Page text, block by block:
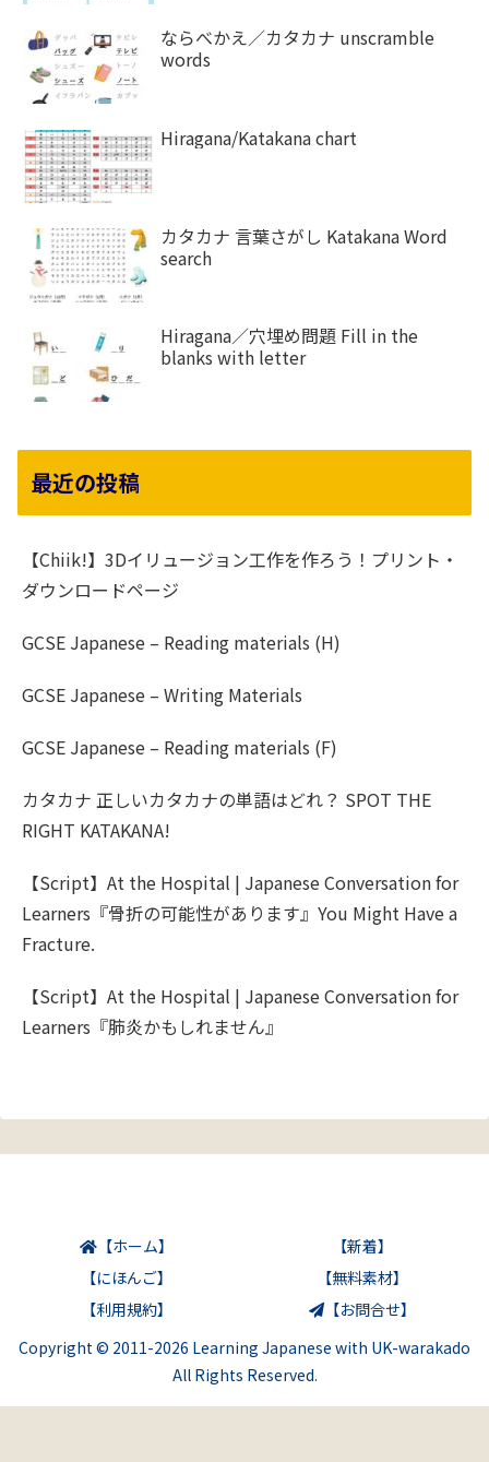
ならべかえ／カタカナ unscramble
words
Hiragana/Katakana chart
カタカナ 言葉さがし Katakana Word
search
Hiragana／穴埋め問題 Fill in the
blanks with letter
最近の投稿
【Chiik!】3Dイリュージョン工作を作ろう！プリント・
ダウンロードページ
GCSE Japanese – Reading materials (H)
GCSE Japanese – Writing Materials
GCSE Japanese – Reading materials (F)
カタカナ 正しいカタカナの単語はどれ？ SPOT THE
RIGHT KATAKANA!
【Script】At the Hospital | Japanese Conversation for
Learners『骨折の可能性があります』You Might Have a
Fracture.
【Script】At the Hospital | Japanese Conversation for
Learners『肺炎かもしれません』
【ホーム】
【新着】
【にほんご】
【無料素材】
【利用規約】
【お問合せ】
Copyright © 2011-2026 Learning Japanese with UK-warakado
All Rights Reserved.